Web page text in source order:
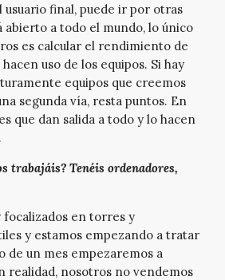
usuario final, puede ir por otras
abierto a todo el mundo, lo único
es calcular el rendimiento de
uso de los equipos. Si hay
equipos que creemos
segunda vía, resta puntos. En
que dan salida a todo y lo hacen
trabajáis? Tenéis ordenadores,
focalizados en torres y
y estamos empezando a tratar
de un mes empezaremos a
realidad, nosotros no vendemos